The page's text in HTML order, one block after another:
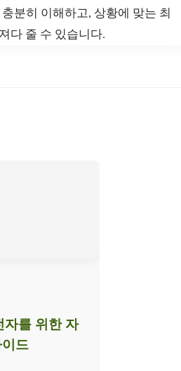
충분히 이해하고, 상황에 맞는 최
다 줄 수 있습니다.
자를 위한 자
드